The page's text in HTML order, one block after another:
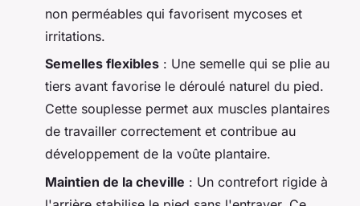
non perméables qui favorisent mycoses et
irritations.
Semelles flexibles : Une semelle qui se plie au
tiers avant favorise le déroulé naturel du pied.
Cette souplesse permet aux muscles plantaires
de travailler correctement et contribue au
développement de la voûte plantaire.
Maintien de la cheville : Un contrefort rigide à